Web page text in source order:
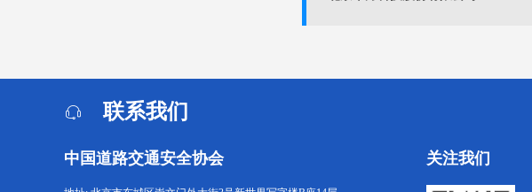
联系我们
中国道路交通安全协会 关注我们